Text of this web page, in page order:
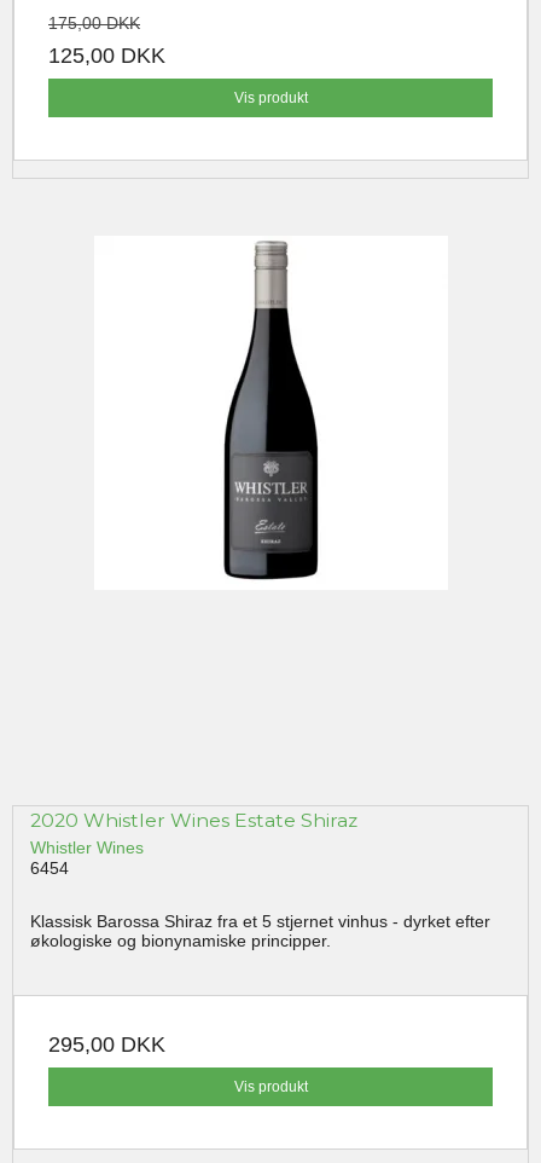
175,00 DKK
125,00 DKK
Vis produkt
2020 Whistler Wines Estate Shiraz
Whistler Wines
6454
Klassisk Barossa Shiraz fra et 5 stjernet vinhus - dyrket efter
økologiske og bionynamiske principper.
295,00 DKK
Vis produkt